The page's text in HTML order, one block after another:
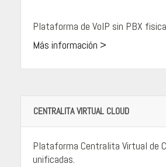
Plataforma de VoIP sin PBX
Más información >
CENTRALITA VIRTUAL CLOUD
Plataforma Centralita Virtual de
unificadas.